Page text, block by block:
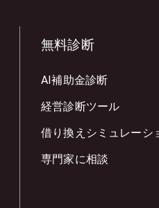
無料診断
AI補助金診断
経営診断ツール
借り換えシミュレーシ
専門家に相談